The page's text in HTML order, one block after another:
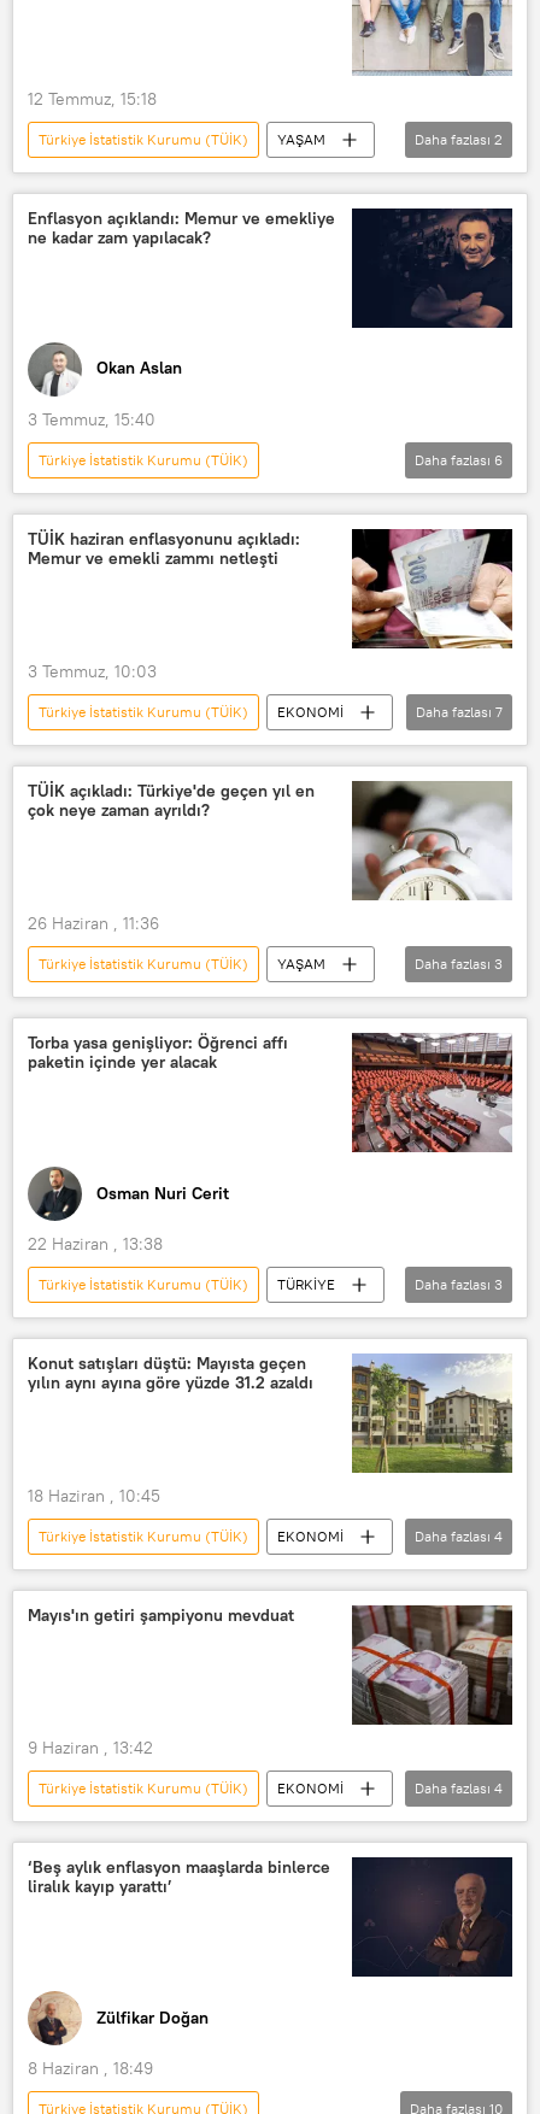
12 Temmuz, 15:18
Türkiye İstatistik Kurumu (TÜİK)
YAŞAM
TÜİK
Türkiye
Daha fazlası 2
Enflasyon açıklandı: Memur ve emekliye
ne kadar zam yapılacak?
Okan Aslan
3 Temmuz, 15:40
Türkiye İstatistik Kurumu (TÜİK)
OKAN ASLAN İLE GÜN ORTASI
Radyo Sputnik
RADYO
TÜİK Enflasyon
Daha fazlası 6
TÜİK haziran enflasyonunu açıkladı:
Memur ve emekli zammı netleşti
3 Temmuz, 10:03
Türkiye İstatistik Kurumu (TÜİK)
EKONOMİ
Emekli
Emekli maaşı
En düşük emekli maaşı
Emekli maaş zam oranı
Daha fazlası 7
TÜİK açıkladı: Türkiye'de geçen yıl en
çok neye zaman ayrıldı?
26 Haziran , 11:36
Türkiye İstatistik Kurumu (TÜİK)
YAŞAM
Uyku
spor Araştırma
Daha fazlası 3
Torba yasa genişliyor: Öğrenci affı
paketin içinde yer alacak
Osman Nuri Cerit
22 Haziran , 13:38
Türkiye İstatistik Kurumu (TÜİK)
TÜRKİYE
Öğrenci
Öğrenci affı
AK Parti
Daha fazlası 3
Konut satışları düştü: Mayısta geçen
yılın aynı ayına göre yüzde 31.2 azaldı
18 Haziran , 10:45
Türkiye İstatistik Kurumu (TÜİK)
EKONOMİ
Konut
TÜİK
Konut satışı
ipotek
Daha fazlası 4
Mayıs'ın getiri şampiyonu mevduat
9 Haziran , 13:42
Türkiye İstatistik Kurumu (TÜİK)
EKONOMİ
TÜİK
Reel getiri
Borsa
Altın
Daha fazlası 4
‘Beş aylık enflasyon maaşlarda binlerce
liralık kayıp yarattı’
Zülfikar Doğan
8 Haziran , 18:49
Türkiye İstatistik Kurumu (TÜİK) Daha fazlası 10